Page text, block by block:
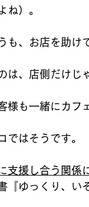
ね）。
も、お店を助け
は、店側だけじ
様も一緒にカフ
ではそうです。
支援し合う関係
『ゆっくり、い